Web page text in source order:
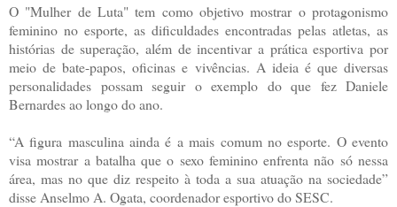
O "Mulher de Luta" tem como objetivo mostrar o protagonismo
feminino no esporte, as dificuldades encontradas pelas atletas, as
histórias de superação, além de incentivar a prática esportiva por
meio de bate-papos, oficinas e vivências. A ideia é que diversas
personalidades possam seguir o exemplo do que fez Daniele
Bernardes ao longo do ano.
“A figura masculina ainda é a mais comum no esporte. O evento
visa mostrar a batalha que o sexo feminino enfrenta não só nessa
área, mas no que diz respeito à toda a sua atuação na sociedade”
disse Anselmo A. Ogata, coordenador esportivo do SESC.